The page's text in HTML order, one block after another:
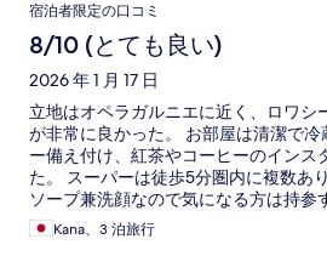
宿泊者限定の口コミ
8/10 (とても良い)
2026 年 1 月 17 日
立地はオペラガルニエに近く、ロワシ
が非常に良かった。 お部屋は清潔で
ー備え付け、紅茶やコーヒーのインス
た。 スーパーは徒歩5分圏内に複数あ
ソープ兼洗顔なので気になる方は持参
なし) シャワーキャップ、綿棒などの
は無し。 シャワーのお湯が出ない時が
Kana、3 泊旅行